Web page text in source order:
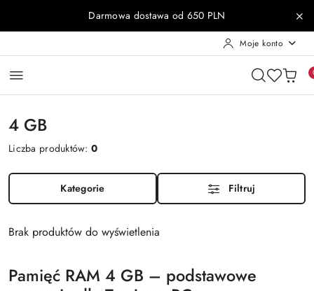
Przejdź do treści głównej
Przejdź do wyszukiwarki
Przejdź do moje konto
Przejdź do menu głównego
Przejdź do stopkiDarmowa dostawa od 650 PLN
Moje konto
4 GB
Liczba produktów:0
Kategorie Filtruj
Brak produktów do wyświetlenia
Pamięć RAM 4 GB – podstawowe